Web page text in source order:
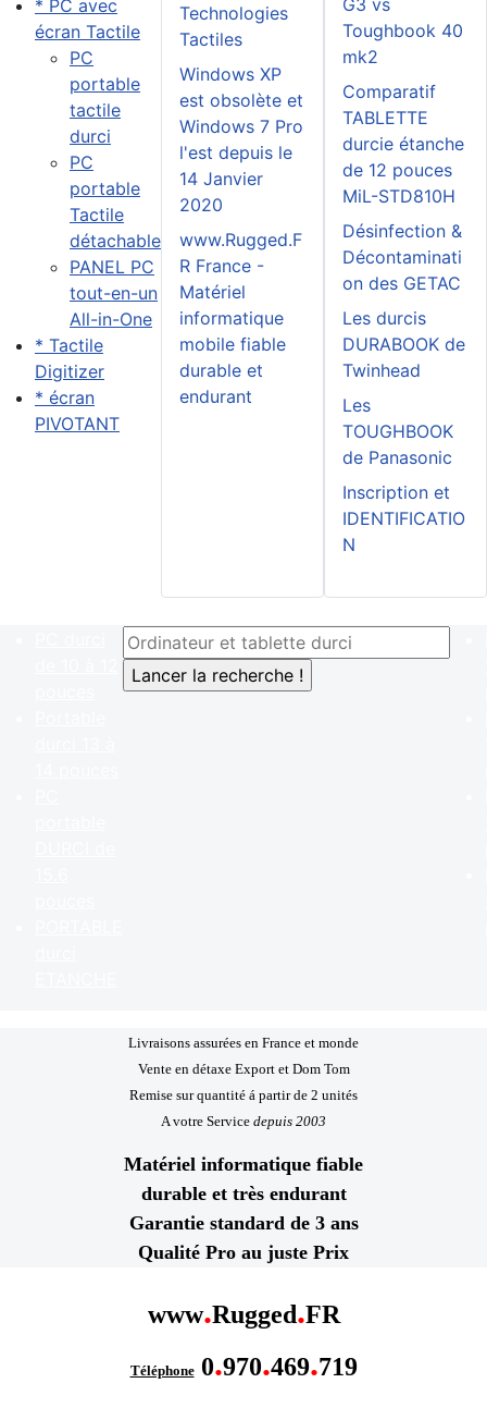
* PC avec
écran Tactile
PC
portable
tactile
durci
PC
portable
Tactile
détachable
PANEL PC
tout-en-un
All-in-One
* Tactile
Digitizer
* écran
PIVOTANT
Technologies
Tactiles
Windows XP
est obsolète et
Windows 7 Pro
l'est depuis le
14 Janvier
2020
www.Rugged.F
R France -
Matériel
informatique
mobile fiable
durable et
endurant
G3 vs
Toughbook 40
mk2
Comparatif
TABLETTE
durcie étanche
de 12 pouces
MiL-STD810H
Désinfection &
Décontaminati
on des GETAC
Les durcis
DURABOOK de
Twinhead
Les
TOUGHBOOK
de Panasonic
Inscription et
IDENTIFICATIO
N
Livraisons assurées en France et monde
Vente en détaxe Export et Dom Tom
Remise sur quantité á partir de 2 unités
A votre Service depuis 2003
Matériel informatique fiable
durable et très endurant
Garantie standard de 3 ans
Qualité Pro au juste Prix
www.Rugged.FR
Téléphone0.970.469.719